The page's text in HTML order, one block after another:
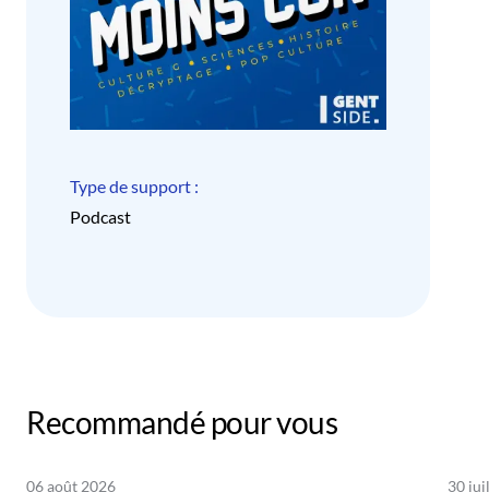
Type de support :
Podcast
Recommandé pour vous
06 août 2026 30